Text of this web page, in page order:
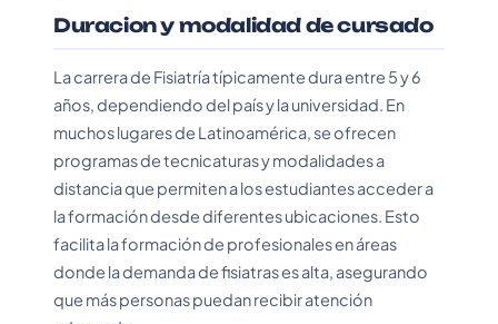
Duracion y modalidad de cursado
La carrera de Fisiatría típicamente dura entre 5 y 6
años, dependiendo del país y la universidad. En
muchos lugares de Latinoamérica, se ofrecen
programas de tecnicaturas y modalidades a
distancia que permiten a los estudiantes acceder a
la formación desde diferentes ubicaciones. Esto
facilita la formación de profesionales en áreas
donde la demanda de fisiatras es alta, asegurando
que más personas puedan recibir atención